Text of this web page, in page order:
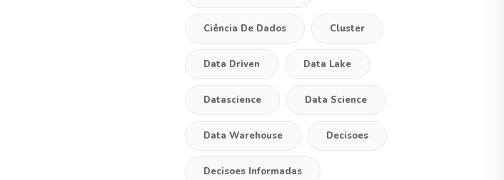
Ciência De Dados Cluster
Data Driven Data Lake
Datascience Data Science
Data Warehouse Decisoes
Decisoes Informadas